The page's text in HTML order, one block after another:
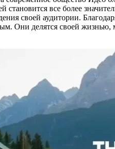
становится все более
своей аудитории.
Они делятся своей